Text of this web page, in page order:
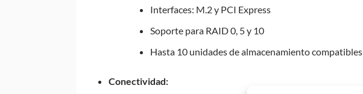
Interfaces: M.2 y PCI Express
Soporte para RAID 0, 5 y 10
Hasta 10 unidades de almacenamiento compatibles
Conectividad: